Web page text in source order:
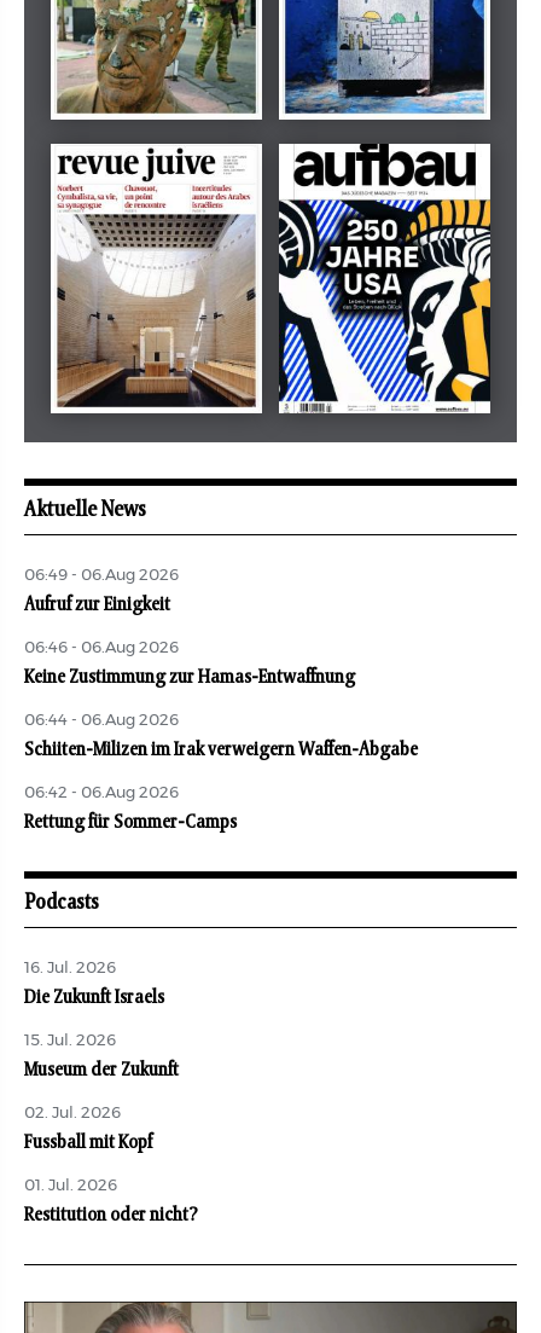
Dezember 2024
tachles
März 2026
Beilage
revue juive aufbau
Aktuelle News
06:49 - 06.Aug 2026
Aufruf zur Einigkeit
06:46 - 06.Aug 2026
Keine Zustimmung zur Hamas-Entwaffnung
06:44 - 06.Aug 2026
Schiiten-Milizen im Irak verweigern Waffen-Abgabe
06:42 - 06.Aug 2026
Rettung für Sommer-Camps
Podcasts
16. Jul. 2026
Die Zukunft Israels
15. Jul. 2026
Museum der Zukunft
02. Jul. 2026
Fussball mit Kopf
01. Jul. 2026
Restitution oder nicht?